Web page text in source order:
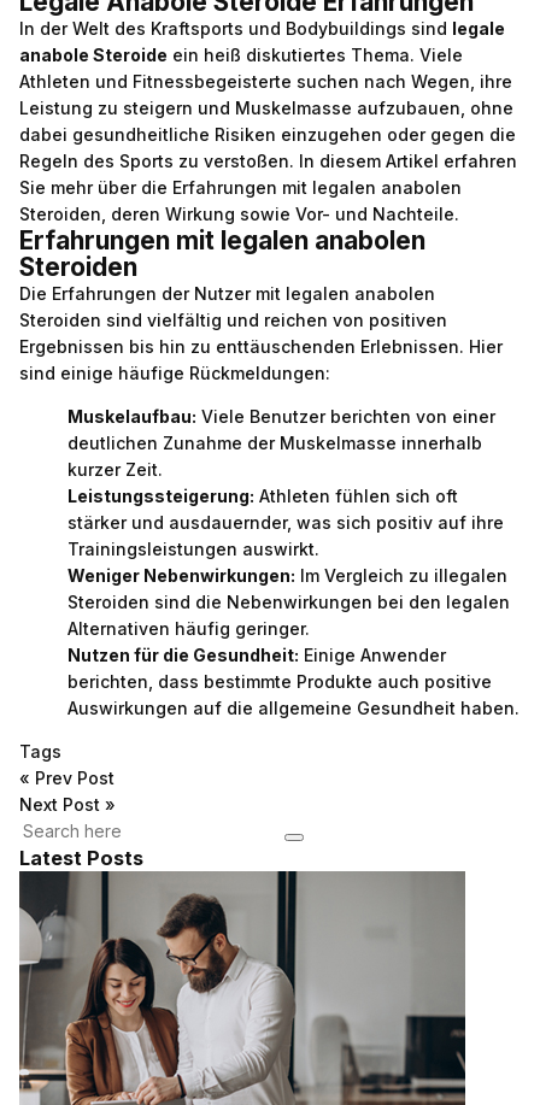
In der Welt des Kraftsports und Bodybuildings sind legale
anabole Steroide ein heiß diskutiertes Thema. Viele
Athleten und Fitnessbegeisterte suchen nach Wegen, ihre
Leistung zu steigern und Muskelmasse aufzubauen, ohne
dabei gesundheitliche Risiken einzugehen oder gegen die
Regeln des Sports zu verstoßen. In diesem Artikel erfahren
Sie mehr über die Erfahrungen mit legalen anabolen
Steroiden, deren Wirkung sowie Vor- und Nachteile.
Erfahrungen mit legalen anabolen
Steroiden
Die Erfahrungen der Nutzer mit legalen anabolen
Steroiden sind vielfältig und reichen von positiven
Ergebnissen bis hin zu enttäuschenden Erlebnissen. Hier
sind einige häufige Rückmeldungen:
Muskelaufbau: Viele Benutzer berichten von einer
deutlichen Zunahme der Muskelmasse innerhalb
kurzer Zeit.
Leistungssteigerung: Athleten fühlen sich oft
stärker und ausdauernder, was sich positiv auf ihre
Trainingsleistungen auswirkt.
Weniger Nebenwirkungen: Im Vergleich zu illegalen
Steroiden sind die Nebenwirkungen bei den legalen
Alternativen häufig geringer.
Nutzen für die Gesundheit: Einige Anwender
berichten, dass bestimmte Produkte auch positive
Auswirkungen auf die allgemeine Gesundheit haben.
Tags
« Prev Post
Next Post »
Latest Posts